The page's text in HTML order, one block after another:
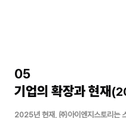
기업의 확장과 현재
05
2025년 현재, ㈜아이엔지스토리는